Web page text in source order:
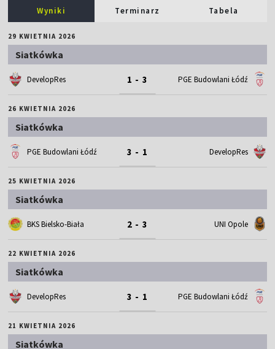
Wyniki Terminarz Tabela
29 KWIETNIA 2026
Siatkówka
DevelopRes 1 - 3 PGE Budowlani Łódź
26 KWIETNIA 2026
Siatkówka
PGE Budowlani Łódź 3 - 1 DevelopRes
25 KWIETNIA 2026
Siatkówka
BKS Bielsko-Biała 2 - 3 UNI Opole
22 KWIETNIA 2026
Siatkówka
DevelopRes 3 - 1 PGE Budowlani Łódź
21 KWIETNIA 2026
Siatkówka